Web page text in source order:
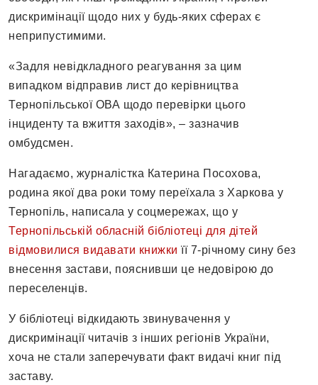
дискримінації щодо них у будь-яких сферах є
неприпустимими.
«Задля невідкладного реагування за цим
випадком відправив лист до керівництва
Тернопільської ОВА щодо перевірки цього
інциденту та вжиття заходів», – зазначив
омбудсмен.
Нагадаємо, журналістка Катерина Посохова,
родина якої два роки тому переїхала з Харкова у
Тернопіль, написала у соцмережах, що у
Тернопільській обласній бібліотеці для дітей
відмовилися видавати книжки її 7-річному сину без
внесення застави, пояснивши це недовірою до
переселенців.
У бібліотеці відкидають звинувачення у
дискримінації читачів з інших регіонів України,
хоча не стали заперечувати факт видачі книг під
заставу.